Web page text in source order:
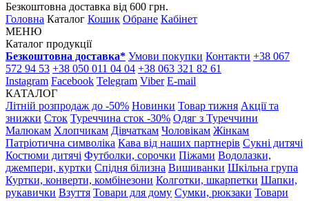
Безкоштовна доставка від 600 грн.
Головна Каталог Кошик Обране Кабінет
МЕНЮ
Каталог продукції
Безкоштовна доставка* Умови покупки Контакти +38 067
572 94 53 +38 050 011 04 04 +38 063 321 82 61
Instagram Facebook Telegram Viber E-mail
КАТАЛОГ
Літній розпродаж до -50% Новинки Товар тижня Акції та
знижки Сток Туреччина сток -30% Одяг з Туреччини
Малюкам Хлопчикам Дівчаткам Чоловікам Жінкам
Патріотична символіка Кава від наших партнерів Сукні дитячі
Костюми дитячі Футболки, сорочки Піжами Водолазки,
джемпери, куртки Спідня білизна Вишиванки Шкільна група
Куртки, конверти, комбінезони Колготки, шкарпетки Шапки,
рукавички Взуття Товари для дому Сумки, рюкзаки Товари